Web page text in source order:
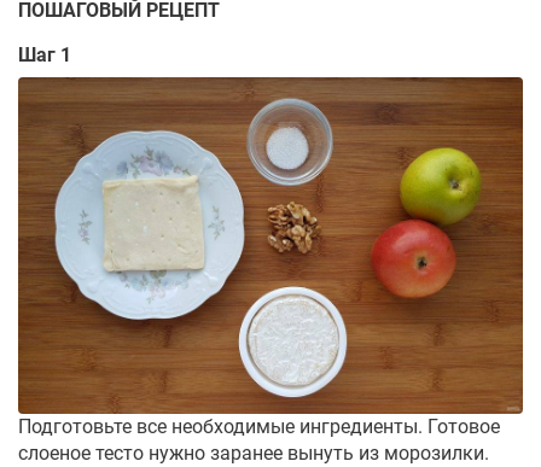
ПОШАГОВЫЙ РЕЦЕПТ
Шаг 1
Подготовьте все необходимые ингредиенты. Готовое
слоеное тесто нужно заранее вынуть из морозилки.